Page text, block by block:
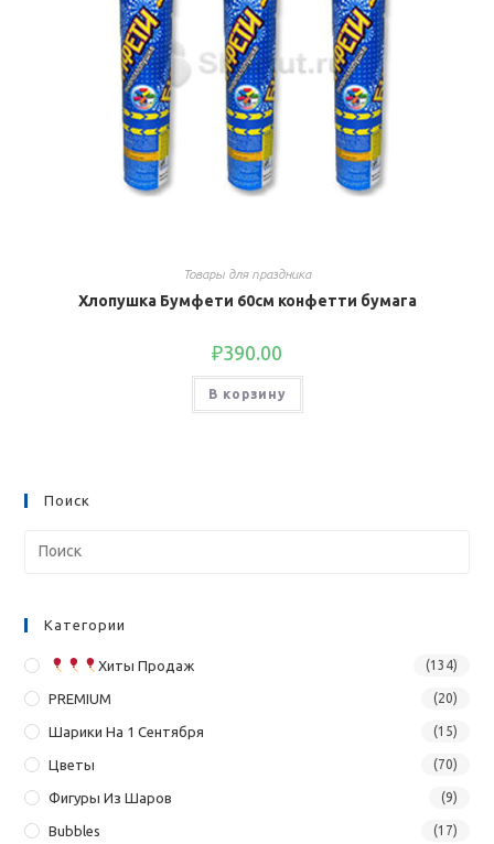
Товары для праздника
Хлопушка Бумфети 60см конфетти бумага
₽390.00
В корзину
Поиск
Категории
Хиты Продаж (134)
PREMIUM (20)
Шарики На 1 Сентября (15)
Цветы (70)
Фигуры Из Шаров (9)
Bubbles (17)